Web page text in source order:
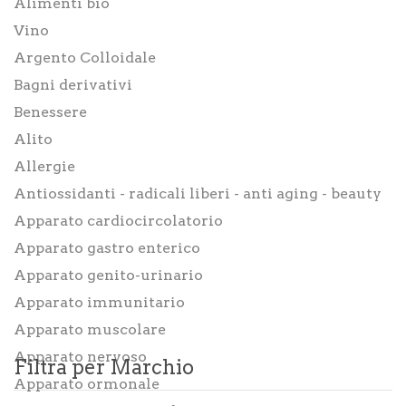
Benessere
Rimedi Naturali
Bagni derivativi
Dispositivi medici
Consulenze
Sport
SINTOMI
Vino
Argento Colloidale
Bagni derivativi
Benessere
Alito
Allergie
Antiossidanti - radicali liberi - anti aging - beauty
Apparato cardiocircolatorio
Apparato gastro enterico
Apparato genito-urinario
Apparato immunitario
Apparato muscolare
Apparato nervoso
Apparato ormonale
Filtra per Marchio